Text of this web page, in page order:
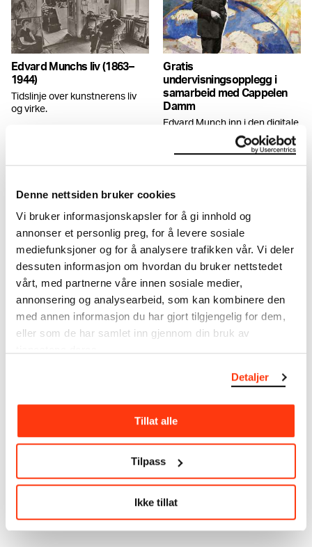
Denne nettsiden bruker cookies
Vi bruker informasjonskapsler for å gi innhold og
annonser et personlig preg, for å levere sosiale
mediefunksjoner og for å analysere trafikken vår. Vi deler
dessuten informasjon om hvordan du bruker nettstedet
vårt, med partnerne våre innen sosiale medier,
annonsering og analysearbeid, som kan kombinere den
med annen informasjon du har gjort tilgjengelig for dem,
eller som de har samlet inn gjennom din bruk av
Detaljer
Tillat alle
Tilpass
Ikke tillat
Edvard Munchs liv (1863–
1944)
Tidslinje over kunstnerens liv
og virke.
Gratis
undervisningsopplegg i
samarbeid med Cappelen
Damm
Edvard Munch inn i den digitale
5. - 7. trinn
MUNCH er full av spennende
skoleelever!
8. - 10. trinn
Utforsk kunstens muligheter
VGS & studenter
Opplev hvordan kunst på en
engasjerende måte kan trekke
linjer mellom fortid, samtid og
framtid.